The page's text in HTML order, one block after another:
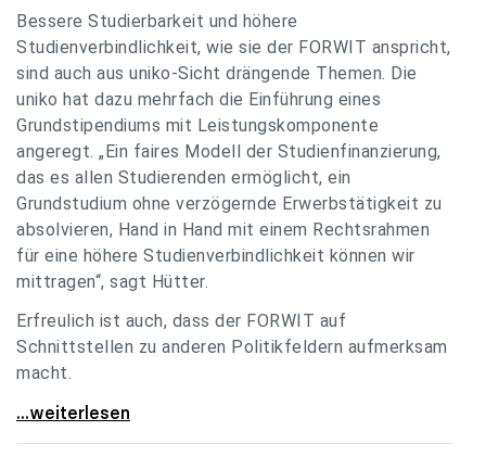
Bessere Studierbarkeit und höhere
Studienverbindlichkeit, wie sie der FORWIT anspricht,
sind auch aus uniko-Sicht drängende Themen. Die
uniko hat dazu mehrfach die Einführung eines
Grundstipendiums mit Leistungskomponente
angeregt. „Ein faires Modell der Studienfinanzierung,
das es allen Studierenden ermöglicht, ein
Grundstudium ohne verzögernde Erwerbstätigkeit zu
absolvieren, Hand in Hand mit einem Rechtsrahmen
für eine höhere Studienverbindlichkeit können wir
mittragen“, sagt Hütter.
Erfreulich ist auch, dass der FORWIT auf
Schnittstellen zu anderen Politikfeldern aufmerksam
macht.
uniko zu FORWIT-Analyse: Wichtige Themen
...weiterlesen